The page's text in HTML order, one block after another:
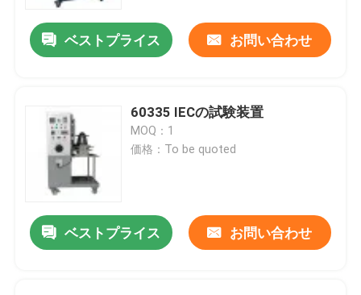
ベストプライス お問い合わせ
60335 IECの試験装置
MOQ：1
価格：To be quoted
ベストプライス お問い合わせ